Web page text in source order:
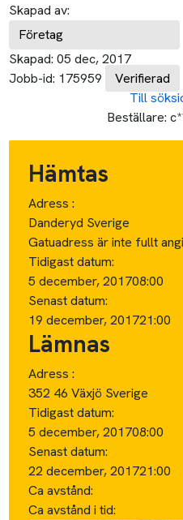
Skapad av:
Företag
Skapad: 05 dec, 2017
Jobb-id: 175959 Verifierad
Till
Beställare:
Hämtas
Adress :
Danderyd Sverige
Gatuadress är inte fullt
Tidigast datum:
5 december, 201708:00
Senast datum:
19 december, 201721:00
Lämnas
Adress :
352 46 Växjö Sverige
Tidigast datum:
5 december, 201708:00
Senast datum:
22 december, 201721:00
Ca avstånd:
Ca avstånd i tid: